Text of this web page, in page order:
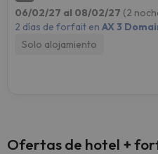
06/02/27 al 08/02/27 (2
2 días de forfait en AX 3
Solo alojamiento
Ofertas de hotel +